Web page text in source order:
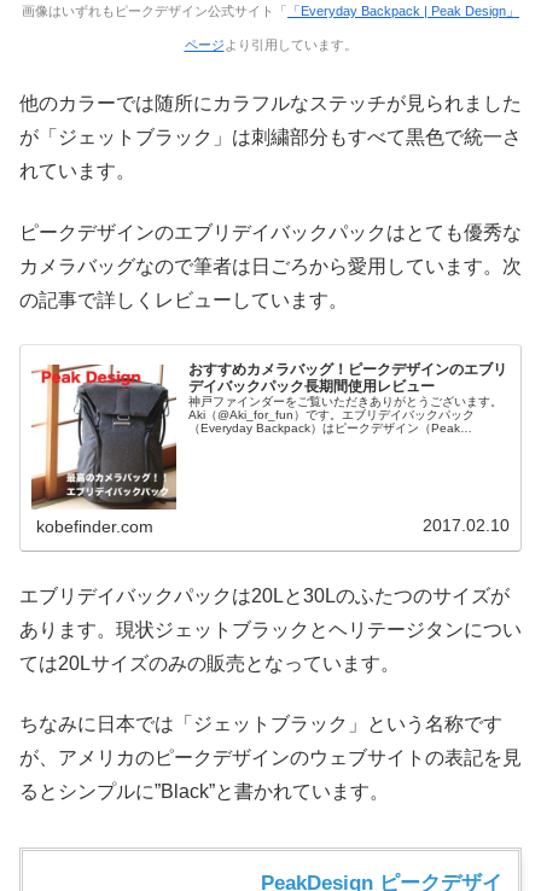
画像はいずれもピークデザイン公式サイト「 「Everyday Backpack | Peak Design」
ページ より引用しています。
他のカラーでは随所にカラフルなステッチが見られました
が「ジェットブラック」は刺繍部分もすべて黒色で統一さ
れています。
ピークデザインのエブリデイバックパックはとても優秀な
カメラバッグなので筆者は日ごろから愛用しています。次
の記事で詳しくレビューしています。
おすすめカメラバッグ！ピークデザインのエブリ
デイバックパック長期間使用レビュー
神戸ファインダーをご覧いただきありがとうございます。
Aki（@Aki_for_fun）です。エブリデイバックパック
（Everyday Backpack）はピークデザイン（Peak
kobefinder.com 2017.02.10
エブリデイバックパックは20Lと30Lのふたつのサイズが
あります。現状ジェットブラックとヘリテージタンについ
ては20Lサイズのみの販売となっています。
ちなみに日本では「ジェットブラック」という名称です
が、アメリカのピークデザインのウェブサイトの表記を見
るとシンプルに”Black”と書かれています。
PeakDesign ピークデザイ